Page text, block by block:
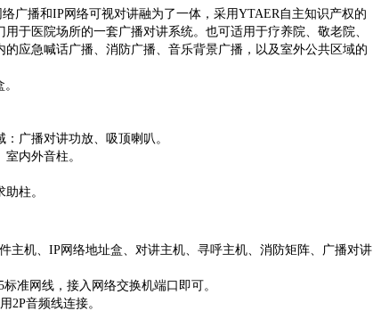
播和IP网络可视对讲融为了一体，采用YTAER自主知识产权的
于医院场所的一套广播对讲系统。也可适用于疗养院、敬老院、
应急喊话广播、消防广播、音乐背景广播，以及室外公共区域的
广播对讲功放、吸顶喇叭。
室内外音柱。
助柱。
主机、IP网络地址盒、对讲主机、寻呼主机、消防矩阵、广播对讲
准网线，接入网络交换机端口即可。
2P音频线连接。